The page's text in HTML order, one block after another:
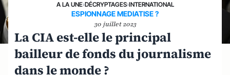
A LA UNE›DÉCRYPTAGES›INTERNATIONAL
ESPIONNAGE MEDIATISE ?
30 juillet 2023
La CIA est-elle le principal
bailleur de fonds du journalisme
dans le monde ?